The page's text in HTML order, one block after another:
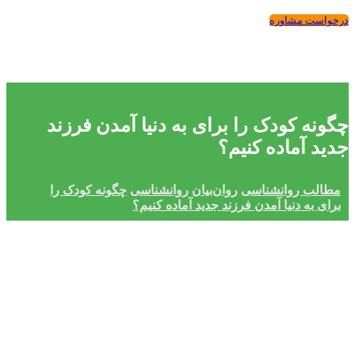
درخواست مشاوره
چگونه کودک را برای به دنیا آمدن فرزند
جدید آماده کنیم؟
مطالب روانشناسی روان‌بیان روانشناسی چگونه کودک را
برای به دنیا آمدن فرزند جدید آماده کنیم؟